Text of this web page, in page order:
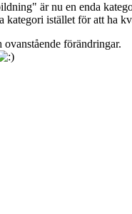
är nu en enda
kategori istället för att ha
förändringar.